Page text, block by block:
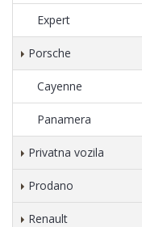
Expert
Porsche
Cayenne
Panamera
Privatna vozila
Prodano
Renault